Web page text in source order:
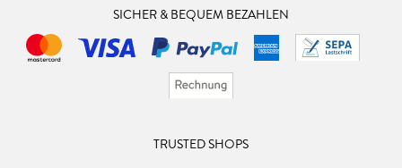
SICHER & BEQUEM BEZAHLEN
TRUSTED SHOPS